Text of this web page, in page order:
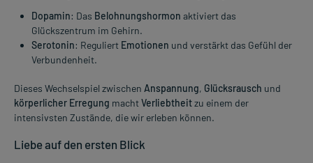
Dopamin: Das Belohnungshormon aktiviert das
Glückszentrum im Gehirn.
Serotonin: Reguliert Emotionen und verstärkt das Gefühl der
Verbundenheit.
Dieses Wechselspiel zwischen Anspannung, Glücksrausch und
körperlicher Erregung machtVerliebtheitzu einem der
intensivsten Zustände, die wir erleben können.
Liebe auf den ersten Blick